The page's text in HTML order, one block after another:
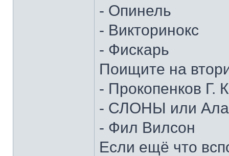
- Опинель
- Викторинокс
- Фискарь
Поищите на
- Прокопенков Г.
- СЛОНЫ или
- Фил Вилсон
Если ещё что